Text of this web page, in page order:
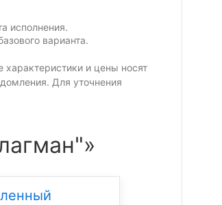
исполнения.
варианта.
и цены носят
Для уточнения